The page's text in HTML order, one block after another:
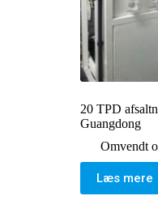
20 TPD
Guangdong
Omvendt
Læs mere